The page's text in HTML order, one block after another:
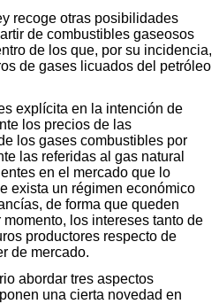
recoge otras posibilidades
de combustibles gaseosos
de los que, por su incidencia,
de gases licuados del petróleo
explícita en la intención de
los precios de las
los gases combustibles por
las referidas al gas natural
en el mercado que lo
exista un régimen económico
de forma que queden
los intereses tanto de
productores respecto de
de mercado.
abordar tres aspectos
una cierta novedad en